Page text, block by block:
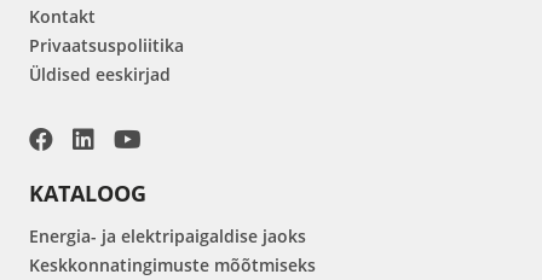
Kontakt
Privaatsuspoliitika
Üldised eeskirjad
KATALOOG
Energia- ja elektripaigaldise jaoks
Keskkonnatingimuste mõõtmiseks